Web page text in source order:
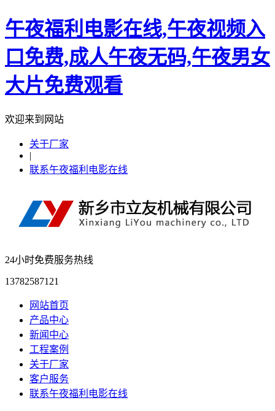
午夜福利电影在线,午夜视频入
口免费,成人午夜无码,午夜男女
大片免费观看
欢迎来到网站
关于厂家
|
联系午夜福利电影在线
24小时免费服务热线
13782587121
网站首页
产品中心
新闻中心
工程案例
关于厂家
客户服务
联系午夜福利电影在线